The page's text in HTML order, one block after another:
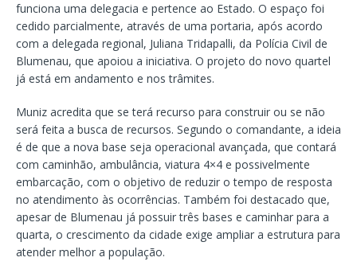
funciona uma delegacia e pertence ao Estado. O espaço foi
cedido parcialmente, através de uma portaria, após acordo
com a delegada regional, Juliana Tridapalli, da Polícia Civil de
Blumenau, que apoiou a iniciativa. O projeto do novo quartel
já está em andamento e nos trâmites.
Muniz acredita que se terá recurso para construir ou se não
será feita a busca de recursos. Segundo o comandante, a ideia
é de que a nova base seja operacional avançada, que contará
com caminhão, ambulância, viatura 4×4 e possivelmente
embarcação, com o objetivo de reduzir o tempo de resposta
no atendimento às ocorrências. Também foi destacado que,
apesar de Blumenau já possuir três bases e caminhar para a
quarta, o crescimento da cidade exige ampliar a estrutura para
atender melhor a população.